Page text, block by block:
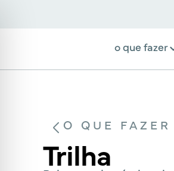
o que fazer
O QUE FAZER
Trilha